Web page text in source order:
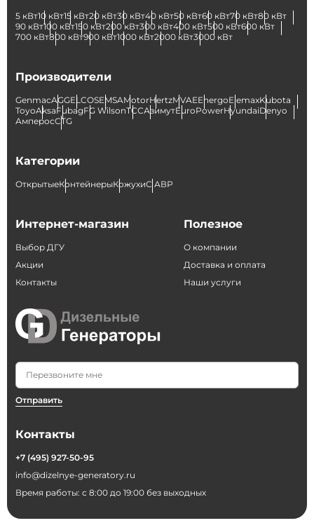
5 кВт10 кВт15 кВт20 кВт30 кВт40 кВт50 кВт60 кВт70 кВт80 кВт
90 кВт100 кВт150 кВт200 кВт300 кВт400 кВт500 кВт600 кВт
700 кВт800 кВт900 кВт1000 кВт2000 кВт3000 кВт
Производители
GenmacAGGELCOSEMSAMotorHertzMVAEEnergoElemaxKubota
ToyoAksaFubagFG WilsonТССАзимутEuroPowerHyundaiDenyo
АмперосCTG
Категории
ОткрытыеКонтейнерыКожухиС АВР
Интернет-магазин
Выбор ДГУ
Акции
Контакты
Отправить
Полезное
О компании
Доставка и оплата
Наши услуги
Контакты
+7 (495) 927-50-95
info@dizelnye-generatory.ru
Время работы: с 8:00 до 19:00 без выходных